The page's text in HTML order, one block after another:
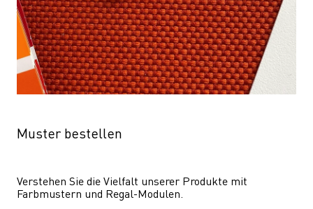
Muster bestellen
Verstehen Sie die Vielfalt unserer Produkte mit
Farbmustern und Regal-Modulen.